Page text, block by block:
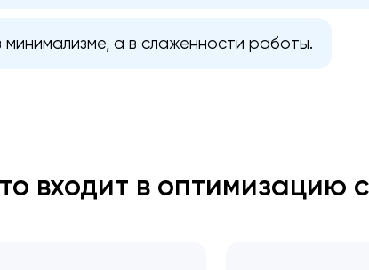
а в слаженности работы.
входит в оптимизацию
Ваша заявка отправлена!
Закрыть